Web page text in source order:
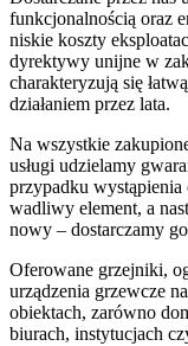
funkcjonalnością oraz
niskie koszty
dyrektywy unijne w
charakteryzują się
działaniem przez lata.
Na wszystkie
usługi udzielamy
przypadku
wadliwy element, a
nowy – dostarczamy
Oferowane grzejniki,
urządzenia grzewcze
obiektach, zarówno
biurach, instytucjach